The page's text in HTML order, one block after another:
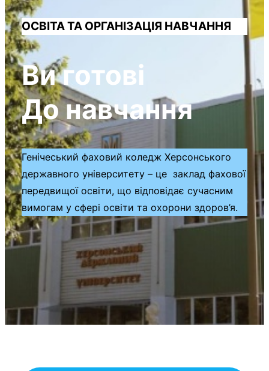
ОСВІТА ТА ОРГАНІЗАЦІЯ НАВЧАННЯ
Ви готові
До навчання
Генічеський фаховий коледж Херсонського
державного університету – це заклад фахової
передвищої освіти, що відповідає сучасним
вимогам у сфері освіти та охорони здоров’я.